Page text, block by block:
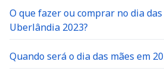
O que fazer ou comprar no dia das
Uberlândia 2023?
Quando será o dia das mães em